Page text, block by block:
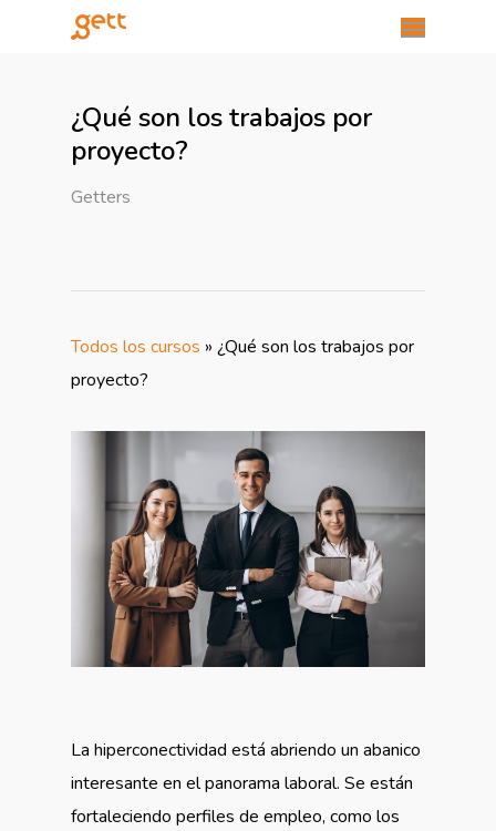
¿Qué son los trabajos por
proyecto?
Getters
Todos los cursos » ¿Qué son los trabajos por
proyecto?
La hiperconectividad está abriendo un abanico
interesante en el panorama laboral. Se están
fortaleciendo perfiles de empleo, como los